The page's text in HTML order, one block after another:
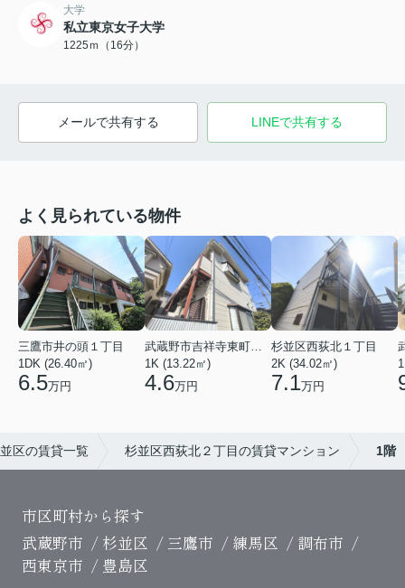
大学
私立東京女子大学
1225ｍ（16分）
メールで共有する LINEで共有する
よく見られている物件
三鷹市井の頭１丁目
1DK (26.40㎡)
6.5万円
武蔵野市吉祥寺東町３丁目
1K (13.22㎡)
4.6万円
杉並区西荻北１丁目
2K (34.02㎡)
7.1万円
区の賃貸一覧 杉並区西荻北２丁目の賃貸マンション 1階
市区町村から探す
武蔵野市
杉並区 三鷹市 練馬区
調布市
西東京市
豊島区